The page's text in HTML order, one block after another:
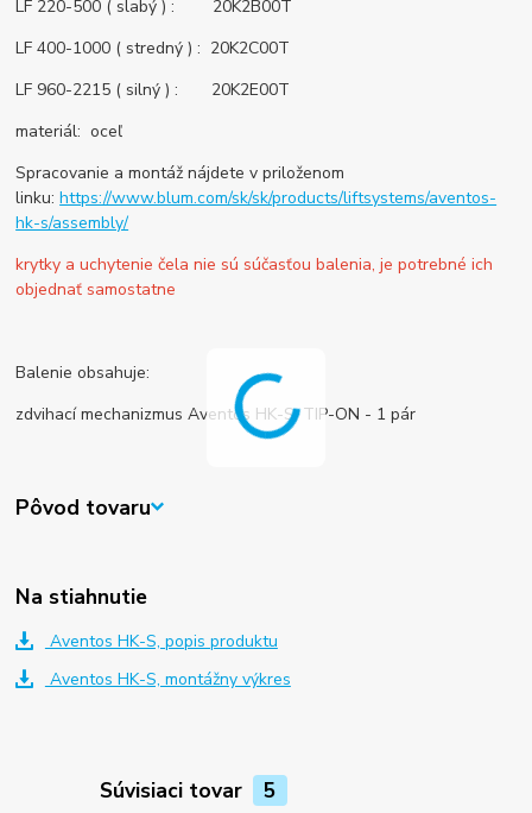
LF 220-500 ( slabý ) : 20K2B00T
LF 400-1000 ( stredný ) : 20K2C00T
LF 960-2215 ( silný ) : 20K2E00T
materiál: oceľ
Spracovanie a montáž nájdete v priloženom
linku:https://www.blum.com/sk/sk/products/liftsystems/aventos-
hk-s/assembly/
krytky a uchytenie čela nie sú súčasťou balenia, je potrebné ich
objednať samostatne
Balenie obsahuje:
zdvihací mechanizmus Aventos HK-S, TIP-ON - 1 pár
Pôvod tovaru
Na stiahnutie
Aventos HK-S, popis produktu
Aventos HK-S, montážny výkres
Súvisiaci tovar 5